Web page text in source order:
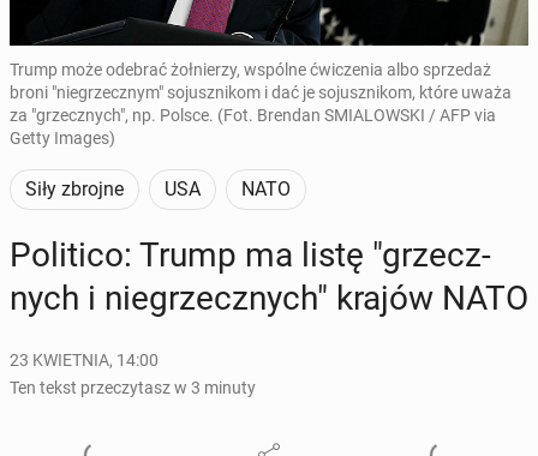
Trump może odebrać żołnierzy, wspólne ćwiczenia albo sprzedaż
broni "niegrzecznym" sojusznikom i dać je sojusznikom, które uważa
za "grzecznych", np. Polsce. (Fot. Brendan SMIALOWSKI / AFP via
Getty Images)
Siły zbrojne USA NATO
Po­li­ti­co: Trump ma listę "grzecz­
nych i nie­grzecz­nych" krajów NATO
23 KWIETNIA, 14:00
Ten tekst przeczytasz w 3 minuty